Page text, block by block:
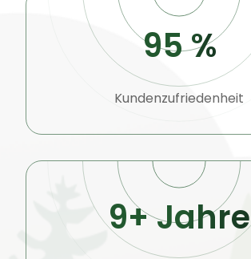
95 %
Kundenzufriedenheit
9+ Jahre